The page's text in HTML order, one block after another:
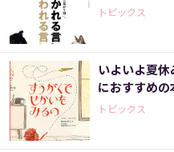
トピックス
いよいよ夏
におすすめの
トピックス